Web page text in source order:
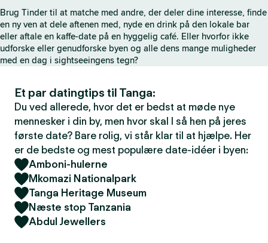
d
e
Brug Tinder til at matche med andre, der deler dine interesse, finde
en ny ven at dele aftenen med, nyde en drink på den lokale bar
eller aftale en kaffe-date på en hyggelig café. Eller hvorfor ikke
udforske eller genudforske byen og alle dens mange muligheder
med en dag i sightseeingens tegn?
Et par datingtips til Tanga:
Du ved allerede, hvor det er bedst at møde nye
mennesker i din by, men hvor skal I så hen på jeres
første date? Bare rolig, vi står klar til at hjælpe. Her
er de bedste og mest populære date-idéer i byen:
Amboni-hulerne
Mkomazi Nationalpark
Tanga Heritage Museum
Næste stop Tanzania
Abdul Jewellers